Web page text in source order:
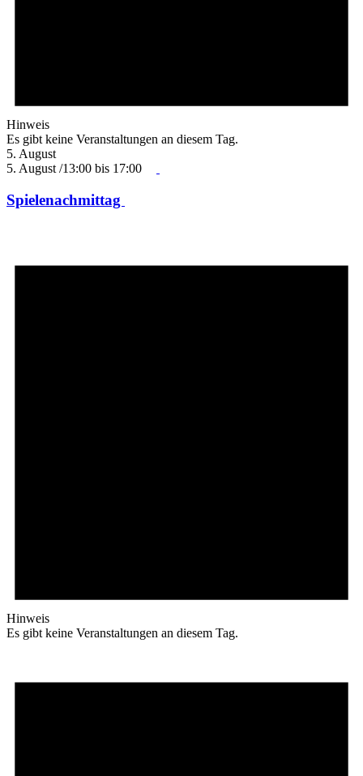
Hinweis
Es gibt keine Veranstaltungen an diesem Tag.
5. August
5. August /13:00 bis 17:00
Spielenachmittag
Hinweis
Es gibt keine Veranstaltungen an diesem Tag.